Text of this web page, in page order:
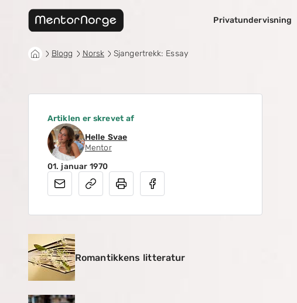
Privatundervisning
Blogg Norsk Sjangertrekk: Essay
Artiklen er skrevet af
Helle Svae
Mentor
01. januar 1970
Romantikkens litteratur